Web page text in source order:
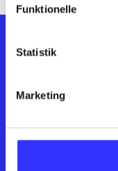
Funktionelle
Statistik
Marketing